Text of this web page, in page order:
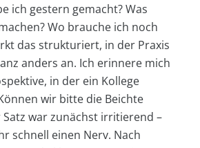
ich gestern gemacht? Was
Wo brauche ich noch
das strukturiert, in der Praxis
anders an. Ich erinnere mich
in der ein Kollege
wir bitte die Beichte
Satz war zunächst irritierend –
schnell einen Nerv. Nach